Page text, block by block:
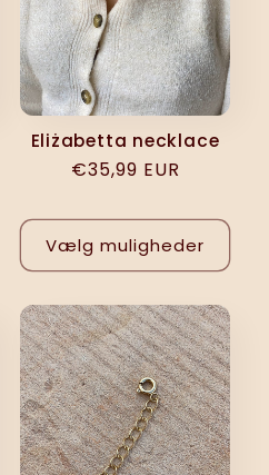
Eliżabetta necklace
Normalpris
€35,99 EUR
Vælg muligheder